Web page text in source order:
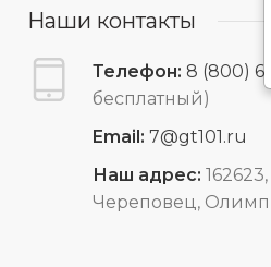
Наши контакты
Телефон: 8 (800)
бесплатный)
Email: 7@gt101.ru
Наш адрес:
Череповец,